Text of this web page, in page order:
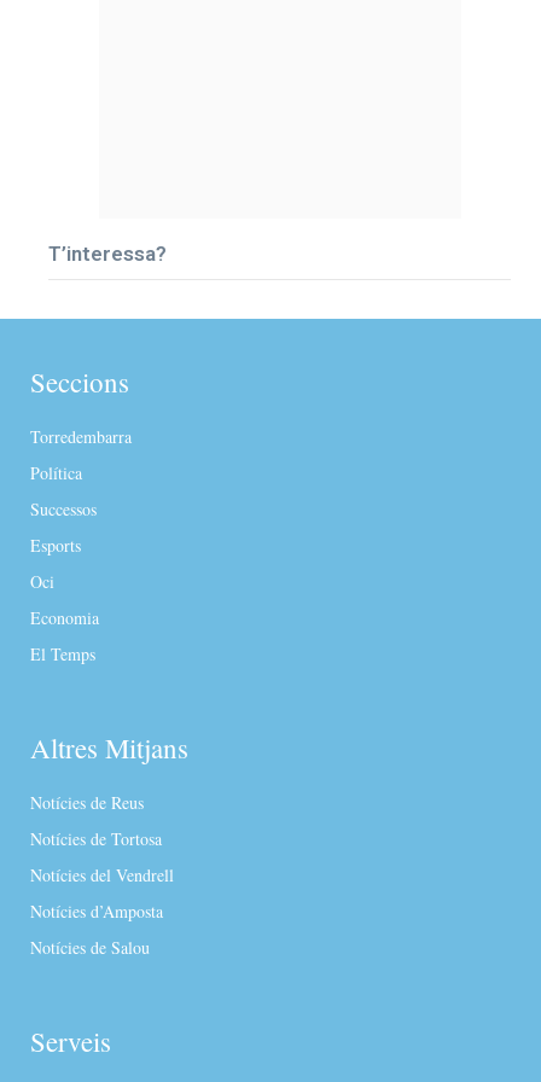
T’interessa?
Seccions
Torredembarra
Política
Successos
Esports
Oci
Economia
El Temps
Altres Mitjans
Notícies de Reus
Notícies de Tortosa
Notícies del Vendrell
Notícies d’Amposta
Notícies de Salou
Serveis